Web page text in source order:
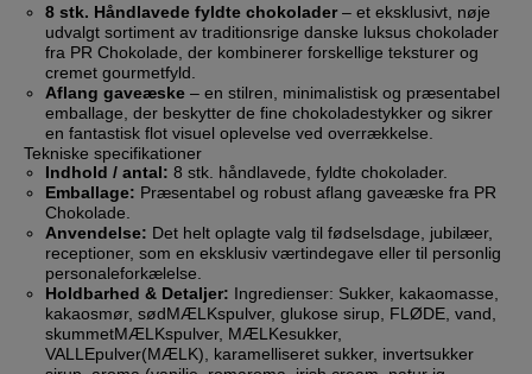
8 stk. Håndlavede fyldte chokolader– et eksklusivt, nøje
udvalgt sortiment av traditionsrige danske luksus chokolader
fra PR Chokolade, der kombinerer forskellige teksturer og
cremet gourmetfyld.
Aflang gaveæske– en stilren, minimalistisk og præsentabel
emballage, der beskytter de fine chokoladestykker og sikrer
en fantastisk flot visuel oplevelse ved overrækkelse.
Tekniske specifikationer
Indhold / antal: 8 stk. håndlavede, fyldte chokolader.
Emballage: Præsentabel og robust aflang gaveæske fra PR
Chokolade.
Anvendelse: Det helt oplagte valg til fødselsdage, jubilæer,
receptioner, som en eksklusiv værtindegave eller til personlig
personaleforkælelse.
Holdbarhed & Detaljer: Ingredienser: Sukker, kakaomasse,
kakaosmør, sødMÆLKspulver, glukose sirup, FLØDE, vand,
skummetMÆLKspulver, MÆLKesukker,
VALLEpulver(MÆLK), karamelliseret sukker, invertsukker